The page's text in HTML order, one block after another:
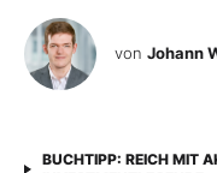
von Johann
BUCHTIPP: REICH MIT